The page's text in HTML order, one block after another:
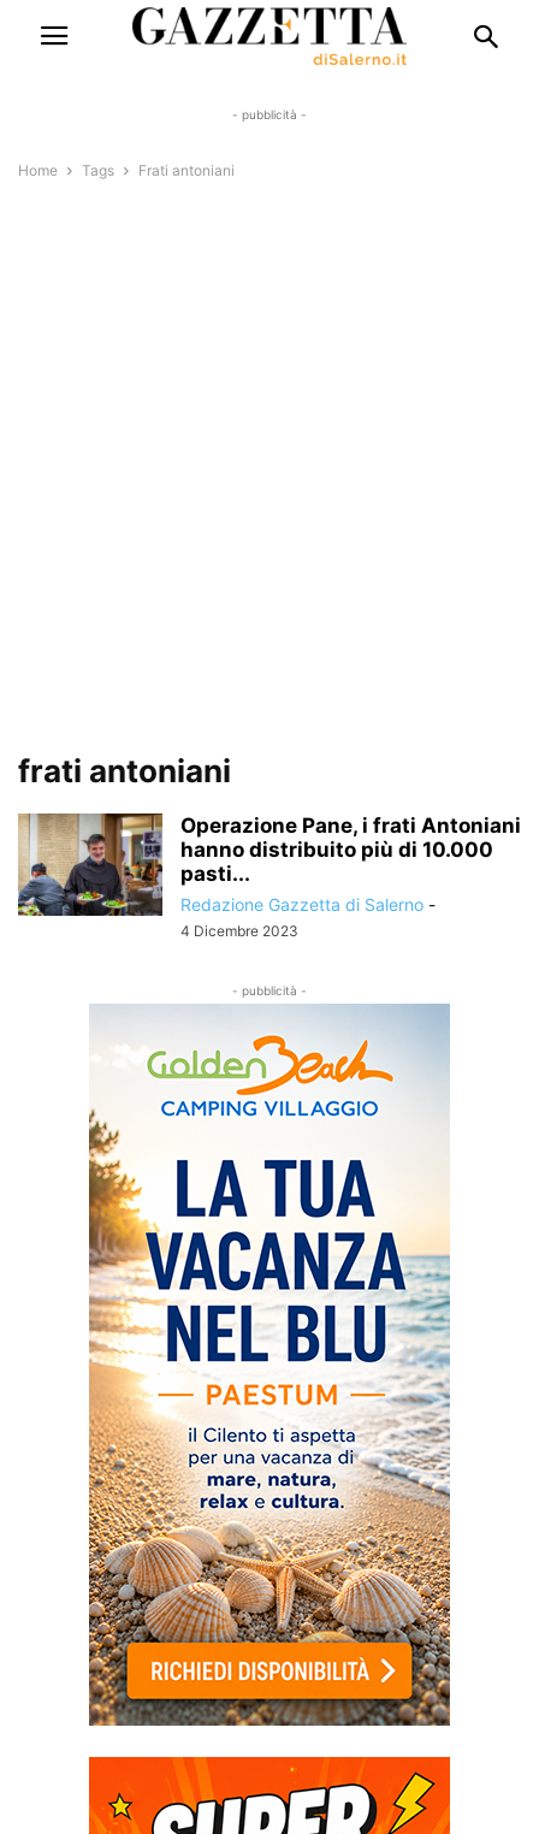
- pubblicità -
Home Tags Frati antoniani
frati antoniani
Operazione Pane, i frati Antoniani
hanno distribuito più di 10.000
pasti...
Redazione Gazzetta di Salerno -
4 Dicembre 2023
- pubblicità -